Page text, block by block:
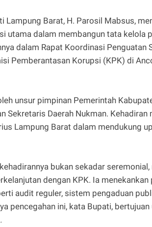
Lampung Barat, H. Parosil Mabsus,
utama dalam membangun tata kelola
dalam Rapat Koordinasi Penguatan
Pemberantasan Korupsi (KPK) di
unsur pimpinan Pemerintah
Sekretaris Daerah Nukman.
Lampung Barat dalam mendukung
bukan sekadar
dengan KPK. Ia
audit reguler, sistem pengaduan
pencegahan ini, kata Bupati,